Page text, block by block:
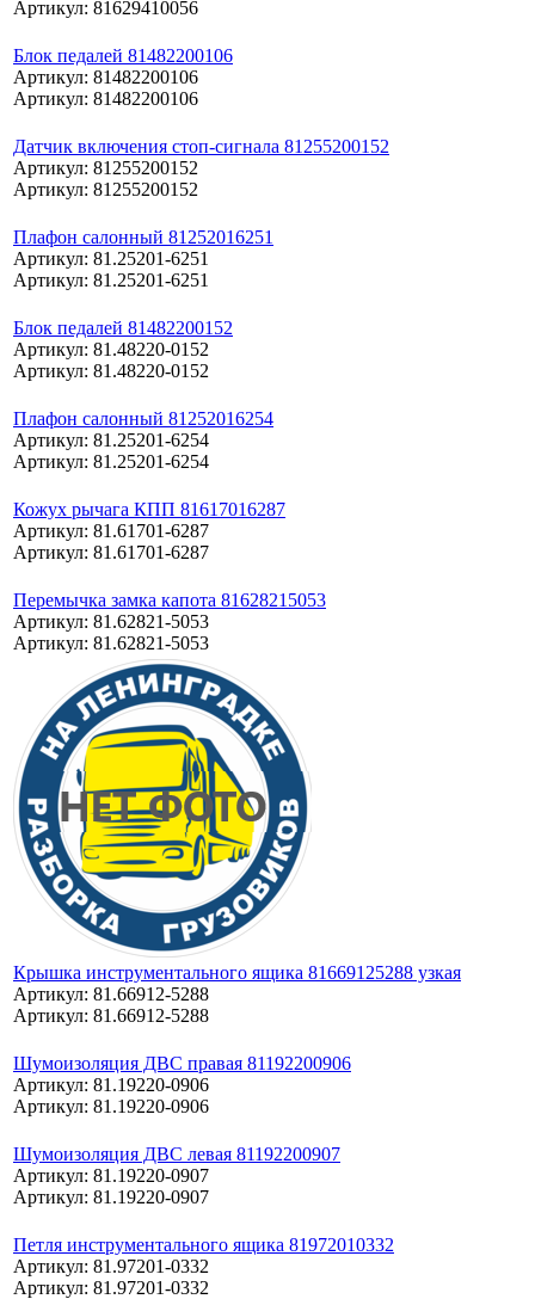
Артикул: 81629410056
Блок педалей 81482200106
Артикул: 81482200106
Артикул: 81482200106
Датчик включения стоп-сигнала 81255200152
Артикул: 81255200152
Артикул: 81255200152
Плафон салонный 81252016251
Артикул: 81.25201-6251
Артикул: 81.25201-6251
Блок педалей 81482200152
Артикул: 81.48220-0152
Артикул: 81.48220-0152
Плафон салонный 81252016254
Артикул: 81.25201-6254
Артикул: 81.25201-6254
Кожух рычага КПП 81617016287
Артикул: 81.61701-6287
Артикул: 81.61701-6287
Перемычка замка капота 81628215053
Артикул: 81.62821-5053
Артикул: 81.62821-5053
Крышка инструментального ящика 81669125288 узкая
Артикул: 81.66912-5288
Артикул: 81.66912-5288
Шумоизоляция ДВС правая 81192200906
Артикул: 81.19220-0906
Артикул: 81.19220-0906
Шумоизоляция ДВС левая 81192200907
Артикул: 81.19220-0907
Артикул: 81.19220-0907
Петля инструментального ящика 81972010332
Артикул: 81.97201-0332
Артикул: 81.97201-0332